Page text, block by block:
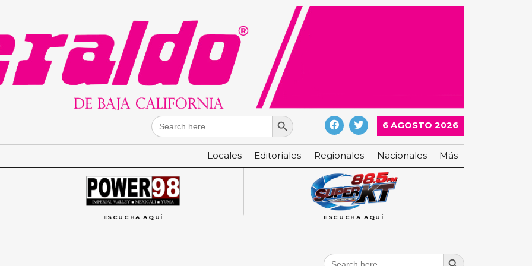
Search
for:
Search Button
6 AGOSTO 2026
Locales Editoriales Regionales Nacionales Más
ESCUCHA AQUÍ ESCUCHA AQUÍ
Search
Search Button